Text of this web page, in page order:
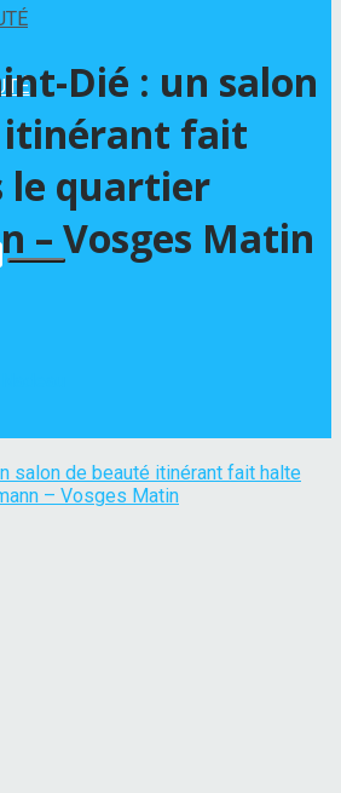
Dié : un salon
itinérant fait
le quartier
– Vosges Matin